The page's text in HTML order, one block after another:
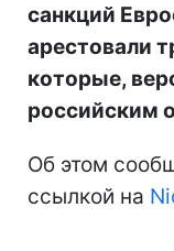
санкций
арестовали
которые,
российским
Об этом
ссылкой на